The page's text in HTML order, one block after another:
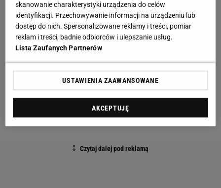
czas byliśmy dla tego gościa, gdy miał jakiś problem.
I tak samo na UFC 200… Nie byłem szczęśliwy.
- Ale nie musimy rozmawiać na
o tym co zrobi w sobotnią noc, nie musimy
ale zobaczymy jak to się rozegra. […] Ale ogólnie
między mną a Jonem Jonesem jest w porządku -
dodał White.
skanowanie charakterystyki urządzenia do celów
identyfikacji. Przechowywanie informacji na urządzeniu lub
dostęp do nich. Spersonalizowane reklamy i treści, pomiar
reklam i treści, badnie odbiorców i ulepszanie usług.
Lista Zaufanych Partnerów
USTAWIENIA ZAAWANSOWANE
AKCEPTUJĘ